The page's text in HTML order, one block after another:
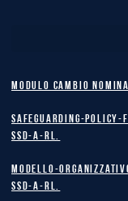
MODULO CAMBIO
safeguarding-policy-
SSD-A-RL.
Modello-
SSD-A-RL.